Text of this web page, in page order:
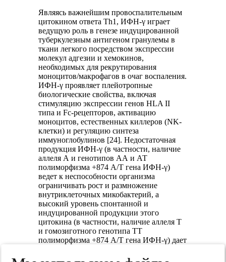
Являясь важнейшим провоспалительным
цитокином ответа Th1, ИФН-γ играет
ведущую роль в генезе индуцированной
туберкулезным антигеном гранулемы в
ткани легкого посредством экспрессии
молекул адгезии и хемокинов,
необходимых для рекрутирования
моноцитов/макрофагов в очаг воспаления.
ИФН-γ проявляет плейотропные
биологические свойства, включая
стимуляцию экспрессии генов HLA II
типа и Fc-рецепторов, активацию
моноцитов, естественных киллеров (NK-
клетки) и регуляцию синтеза
иммуноглобулинов [24]. Недостаточная
продукция ИФН-γ (в частности, наличие
аллеля А и генотипов АА и АТ
полиморфизма +874 А/Т гена ИФН-γ)
ведет к неспособности организма
ограничивать рост и размножение
внутриклеточных микобактерий, а
высокий уровень спонтанной и
индуцированной продукции этого
цитокина (в частности, наличие аллеля Т
и гомозиготного генотипа ТТ
полиморфизма +874 А/Т гена ИФН-γ) дает
благоприятный исход туберкулезного